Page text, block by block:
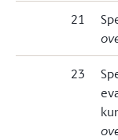
21
23